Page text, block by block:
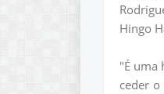
Hingo
"É uma
ceder